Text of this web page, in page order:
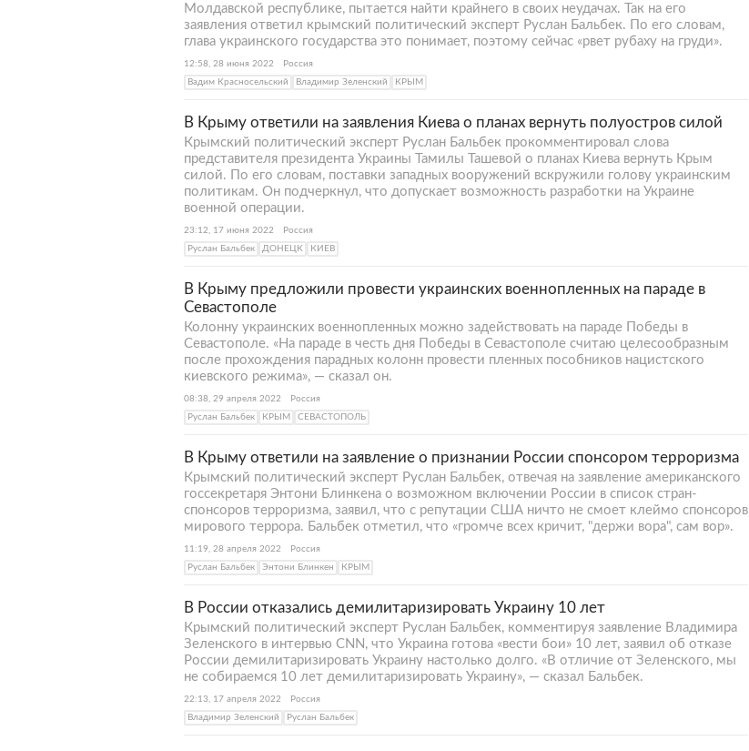
Молдавской республике, пытается найти крайнего в своих неудачах. Так на его
заявления ответил крымский политический эксперт Руслан Бальбек. По его словам,
глава украинского государства это понимает, поэтому сейчас «рвет рубаху на груди».
12:58, 28 июня 2022
Россия
Вадим Красносельский
Владимир Зеленский КРЫМ
В Крыму ответили на заявления Киева о планах вернуть полуостров силой
Крымский политический эксперт Руслан Бальбек прокомментировал слова
представителя президента Украины Тамилы Ташевой о планах Киева вернуть Крым
силой. По его словам, поставки западных вооружений вскружили голову украинским
политикам. Он подчеркнул, что допускает возможность разработки на Украине
военной операции.
23:12, 17 июня 2022
Россия
Руслан Бальбек
ДОНЕЦК КИЕВ
В Крыму предложили провести украинских военнопленных на параде в
Севастополе
Колонну украинских военнопленных можно задействовать на параде Победы в
Севастополе. «На параде в честь дня Победы в Севастополе считаю целесообразным
после прохождения парадных колонн провести пленных пособников нацистского
киевского режима», — сказал он.
08:38, 29 апреля 2022
Россия
Руслан Бальбек
КРЫМ СЕВАСТОПОЛЬ
В Крыму ответили на заявление о признании России спонсором терроризма
Крымский политический эксперт Руслан Бальбек, отвечая на заявление американского
госсекретаря Энтони Блинкена о возможном включении России в список стран-
спонсоров терроризма, заявил, что с репутации США ничто не смоет клеймо спонсоров
мирового террора. Бальбек отметил, что «громче всех кричит, "держи вора", сам вор».
11:19, 28 апреля 2022
Россия
Руслан Бальбек
Энтони Блинкен КРЫМ
В России отказались демилитаризировать Украину 10 лет
Крымский политический эксперт Руслан Бальбек, комментируя заявление Владимира
Зеленского в интервью CNN, что Украина готова «вести бои» 10 лет, заявил об отказе
России демилитаризировать Украину настолько долго. «В отличие от Зеленского, мы
не собираемся 10 лет демилитаризировать Украину», — сказал Бальбек.
22:13, 17 апреля 2022
Россия
Владимир Зеленский
Руслан Бальбек